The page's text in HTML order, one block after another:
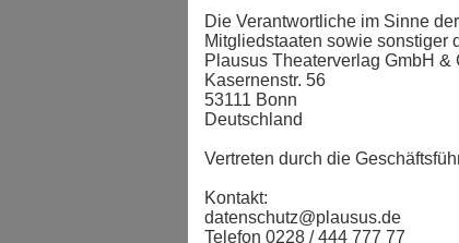
8. Auftritte in sozialen
9. Einbindung von externen
10. Rechte der betroffenen
Die Verantwortliche im Sinne
Mitgliedstaaten sowie sonstiger
Plausus Theaterverlag GmbH &
Kasernenstr. 56
53111 Bonn
Deutschland
Vertreten durch die
Kontakt:
datenschutz@plausus.de
Telefon 0228 / 444 777 77